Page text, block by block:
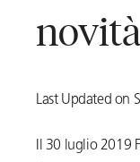
Last Updated on
Il 30 luglio 2019